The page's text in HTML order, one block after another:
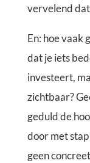
vervelend
En: hoe vaak
dat je iets
investeert,
zichtbaar?
geduld de
door met
geen